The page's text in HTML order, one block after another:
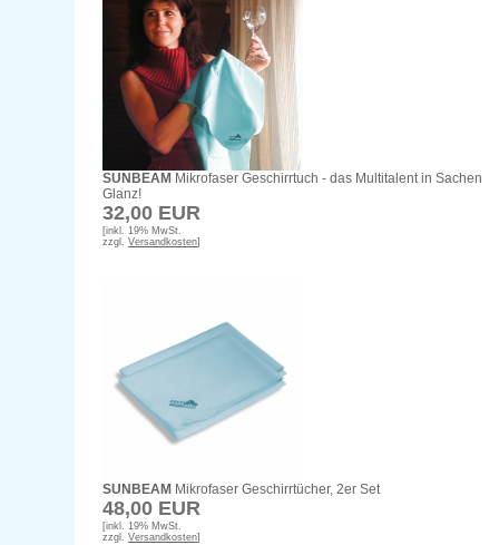
SUNBEAM Mikrofaser Geschirrtuch - das Multitalent in Sachen
Glanz!
32,00 EUR
[inkl. 19% MwSt.
zzgl.Versandkosten]
SUNBEAM Mikrofaser Geschirrtücher, 2er Set
48,00 EUR
[inkl. 19% MwSt.
zzgl.Versandkosten]